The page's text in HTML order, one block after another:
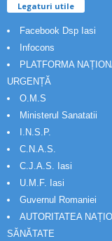
Legaturi utile
Facebook Dsp Iasi
Infocons
PLATFORMA
URGENȚĂ
O.M.S
Ministerul Sanatatii
I.N.S.P.
C.N.A.S.
C.J.A.S. Iasi
U.M.F. Iasi
Guvernul Romaniei
AUTORITATEA
SĂNĂTATE